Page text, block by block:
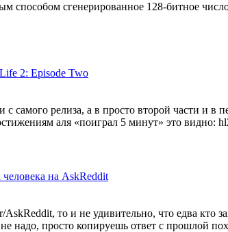
способом сгенерированное 128-битное
2: Episode Two
самого релиза, а в просто второй части и
аля «поиграл 5 минут» это видно:
человека на AskReddit
то и не удивительно, что едва кто
надо, просто копируешь ответ с прошлой